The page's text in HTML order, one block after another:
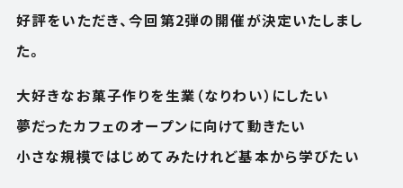
好評をいただき、今回第2弾の開催が決定いたしまし
た。
大好きなお菓子作りを生業（なりわい）にしたい
夢だったカフェのオープンに向けて動きたい
小さな規模ではじめてみたけれど基本から学びたい